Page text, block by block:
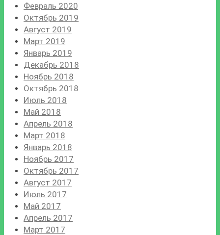
Февраль 2020
Октябрь 2019
Август 2019
Март 2019
Январь 2019
Декабрь 2018
Ноябрь 2018
Октябрь 2018
Июль 2018
Май 2018
Апрель 2018
Март 2018
Январь 2018
Ноябрь 2017
Октябрь 2017
Август 2017
Июль 2017
Май 2017
Апрель 2017
Март 2017